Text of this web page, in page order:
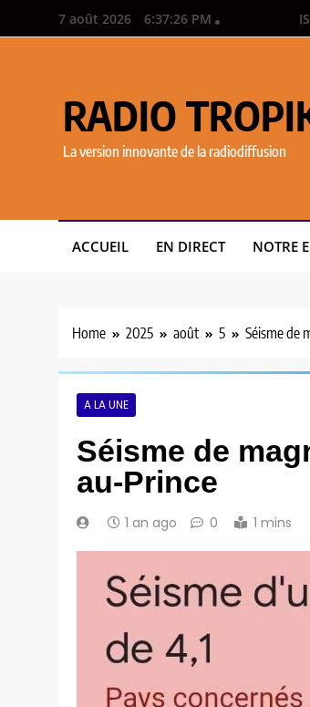
7 août 2026 6:37:27 PM
RADIO
La version innovante de la radiodiffusion
ACCUEIL EN DIRECT NOTRE
Home 2025 août 5 Séisme de
A LA UNE
Séisme de
au-Prince
1 an ago 0 1 mins